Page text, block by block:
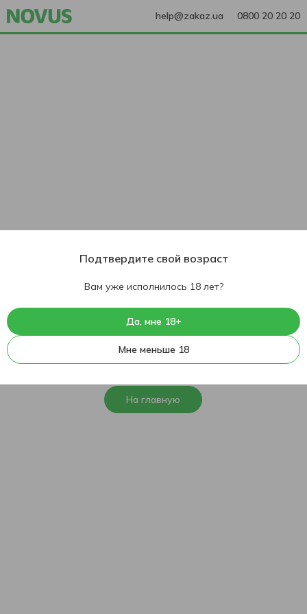
help@zakaz.ua 0800 20 20 20
404
К сожалению, эта страница не
найдена
На главную
Подтвердите свой возраст
Вам уже исполнилось 18 лет?
Да, мне 18+
Мне меньше 18